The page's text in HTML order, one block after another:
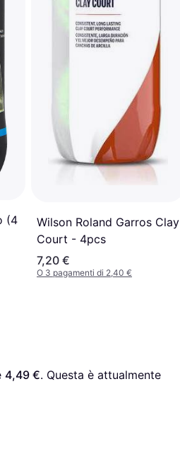
(4
Wilson Roland Garros Clay
Court - 4pcs
7,20 €
O 3 pagamenti di 2,40 €
4,49 €. Questa è attualmente